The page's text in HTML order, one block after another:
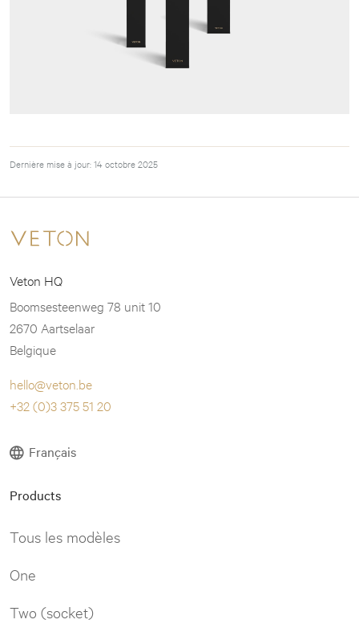
Dernière mise à jour: 14 octobre 2025
Veton HQ
Boomsesteenweg 78 unit 10
2670 Aartselaar
Belgique
hello@veton.be
+32 (0)3 375 51 20
Français
Products
Tous les modèles
One
Two (socket)